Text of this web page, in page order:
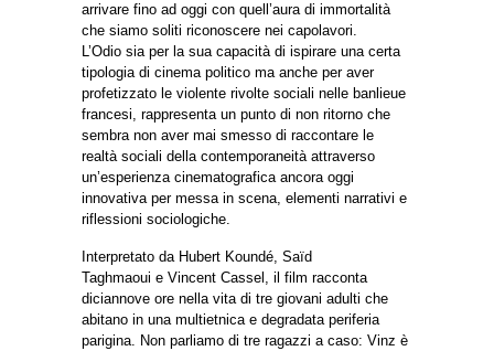
arrivare fino ad oggi con quell’aura di immortalità
che siamo soliti riconoscere nei capolavori.
L’Odio sia per la sua capacità di ispirare una certa
tipologia di cinema politico ma anche per aver
profetizzato le violente rivolte sociali nelle banlieue
francesi, rappresenta un punto di non ritorno che
sembra non aver mai smesso di raccontare le
realtà sociali della contemporaneità attraverso
un’esperienza cinematografica ancora oggi
innovativa per messa in scena, elementi narrativi e
riflessioni sociologiche.
Interpretato da Hubert Koundé, Saïd
Taghmaoui e Vincent Cassel, il film racconta
diciannove ore nella vita di tre giovani adulti che
abitano in una multietnica e degradata periferia
parigina. Non parliamo di tre ragazzi a caso: Vinz è